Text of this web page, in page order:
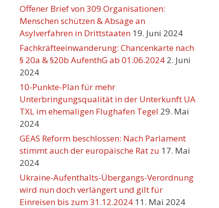
Offener Brief von 309 Organisationen:
Menschen schützen & Absage an
Asylverfahren in Drittstaaten 19. Juni 2024
Fachkräfteeinwanderung: Chancenkarte nach
§ 20a & §20b AufenthG ab 01.06.2024 2. Juni
2024
10-Punkte-Plan für mehr
Unterbringungsqualität in der Unterkunft UA
TXL im ehemaligen Flughafen Tegel 29. Mai
2024
GEAS Reform beschlossen: Nach Parlament
stimmt auch der europäische Rat zu 17. Mai
2024
Ukraine-Aufenthalts-Übergangs-Verordnung
wird nun doch verlängert und gilt für
Einreisen bis zum 31.12.2024 11. Mai 2024